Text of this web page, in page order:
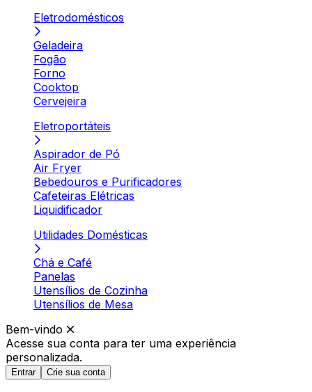
Eletrodomésticos
Geladeira
Fogão
Forno
Cooktop
Cervejeira
Eletroportáteis
Aspirador de Pó
Air Fryer
Bebedouros e Purificadores
Cafeteiras Elétricas
Liquidificador
Utilidades Domésticas
Chá e Café
Panelas
Utensílios de Cozinha
Utensílios de Mesa
Bem-vindo
Acesse sua conta para ter uma experiência
personalizada.
Entrar Crie sua conta